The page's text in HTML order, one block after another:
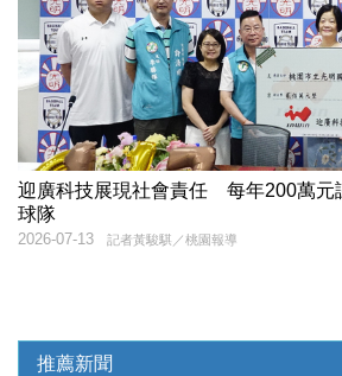
迎廣科技展現社會責任 每年200萬元
球隊
記者黃駿騏／桃園報導
2026-07-13
推薦新聞